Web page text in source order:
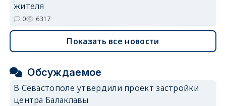
жителя
0 6317
Показать все новости
Обсуждаемое
В Севастополе утвердили проект застройки
центра Балаклавы